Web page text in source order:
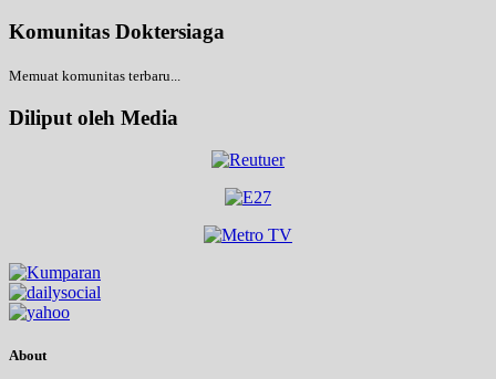
Komunitas Doktersiaga
Memuat komunitas terbaru...
Diliput oleh Media
About